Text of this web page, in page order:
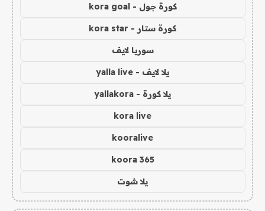
كورة جول - kora goal
كورة ستار - kora star
سوريا لايف
يلا لايف - yalla live
يلا كورة - yallakora
kora live
kooralive
koora 365
يلا شوت